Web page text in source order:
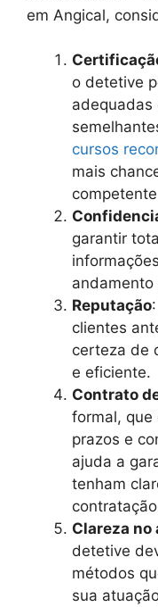
em Angical,
o detetive
adequadas
cursos
mais
garantir
Reputação
clientes
certeza de
e eficiente.
Contrato
formal, que
prazos e
ajuda a
tenham
Clareza
detetive
métodos
sua